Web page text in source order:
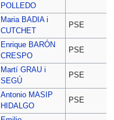
POLLEDO
Maria BADIA i
CUTCHET
PSE
Enrique BARÓN
CRESPO
PSE
Martí GRAU i
SEGÚ
PSE
Antonio MASIP
HIDALGO
PSE